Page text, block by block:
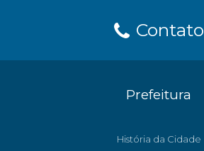
Contato
Prefeitura
História da Cidade